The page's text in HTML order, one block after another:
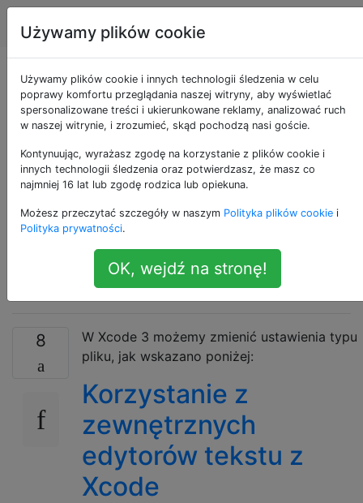
Apple Tagi
Jak korzystać z
niestandardowego
edytora tekstu
(takiego jak
Emacs.app lub
MacVim) w Xcode 4?
8
W Xcode 3 możemy zmienić ustawienia typu
pliku, jak wskazano poniżej:
Korzystanie z
zewnętrznych
edytorów tekstu z
Xcode
Używamy plików cookie
Używamy plików cookie i innych technologii śledzenia w celu
poprawy komfortu przeglądania naszej witryny, aby wyświetlać
spersonalizowane treści i ukierunkowane reklamy, analizować ruch
w naszej witrynie, i zrozumieć, skąd pochodzą nasi goście.
Kontynuując, wyrażasz zgodę na korzystanie z plików cookie i
innych technologii śledzenia oraz potwierdzasz, że masz co
najmniej 16 lat lub zgodę rodzica lub opiekuna.
Możesz przeczytać szczegóły w naszym Polityka plików cookie i
Polityka prywatności.
OK, wejdź na stronę!